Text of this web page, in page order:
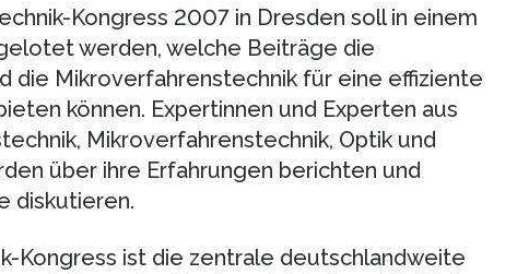
Kongress 2007 in Dresden soll in einem
werden, welche Beiträge die
die Mikroverfahrenstechnik für eine effiziente
können. Expertinnen und Experten aus
Mikroverfahrenstechnik, Optik und
über ihre Erfahrungen berichten und
diskutieren.
Kongress ist die zentrale deutschlandweite